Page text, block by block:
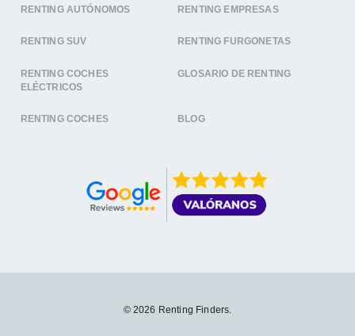
RENTING AUTÓNOMOS RENTING EMPRESAS
RENTING SUV RENTING FURGONETAS
RENTING COCHES
ELÉCTRICOS
GLOSARIO DE RENTING
RENTING COCHES BLOG
© 2026 Renting Finders.